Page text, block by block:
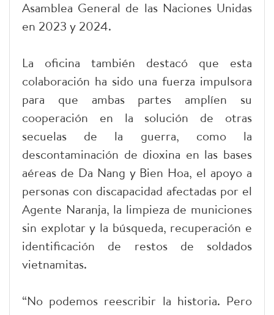
Asamblea General de las Naciones Unidas
en 2023 y 2024.
La oficina también destacó que esta
colaboración ha sido una fuerza impulsora
para que ambas partes amplíen su
cooperación en la solución de otras
secuelas de la guerra, como la
descontaminación de dioxina en las bases
aéreas de Da Nang y Bien Hoa, el apoyo a
personas con discapacidad afectadas por el
Agente Naranja, la limpieza de municiones
sin explotar y la búsqueda, recuperación e
identificación de restos de soldados
vietnamitas.
“No podemos reescribir la historia. Pero